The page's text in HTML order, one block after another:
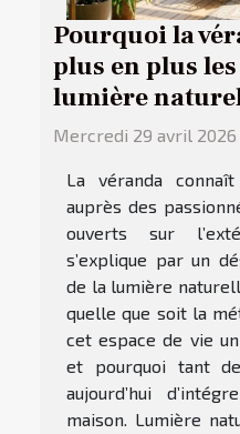
Pourquoi la
plus en plus
lumière
Mercredi 29 avril 2026
La véranda
auprès des
ouverts sur
s’explique par un
de la lumière
quelle que soit la
cet espace de vie
et pourquoi tant
aujourd’hui
maison. Lumière